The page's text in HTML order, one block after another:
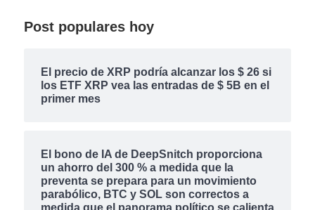
Post populares hoy
El precio de XRP podría alcanzar los $ 26 si
los ETF XRP vea las entradas de $ 5B en el
primer mes
El bono de IA de DeepSnitch proporciona
un ahorro del 300 % a medida que la
preventa se prepara para un movimiento
parabólico, BTC y SOL son correctos a
medida que el panorama político se calienta